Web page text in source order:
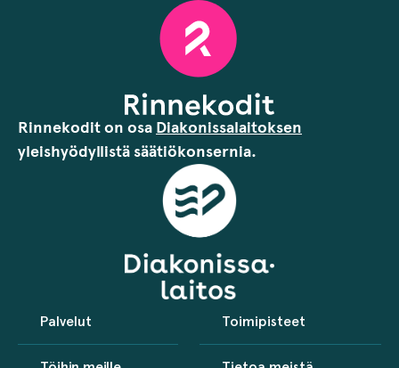
Rinnekodit on osa Diakonissalaitoksen
yleishyödyllistä säätiökonsernia.
Palvelut Toimipisteet